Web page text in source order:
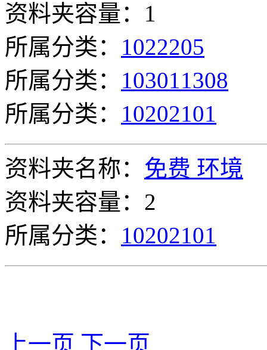
资料夹容量：1
所属分类： 1022205
所属分类： 103011308
所属分类： 10202101
资料夹名称： 免费 环境
资料夹容量：2
所属分类： 10202101
上一页 下一页